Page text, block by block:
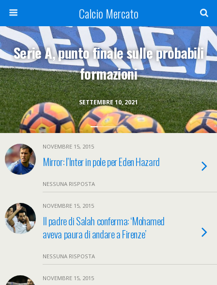
Calcio Mercato
SETTEMBRE 10, 2021
Serie A, punto finale sulle probabili
formazioni
NOVEMBRE 15, 2015
Mirror: l’Inter in pole per Eden Hazard
NESSUNA RISPOSTA
NOVEMBRE 15, 2015
Il padre di Salah conferma: ‘Mohamed
aveva paura di andare a Firenze’
NESSUNA RISPOSTA
NOVEMBRE 15, 2015